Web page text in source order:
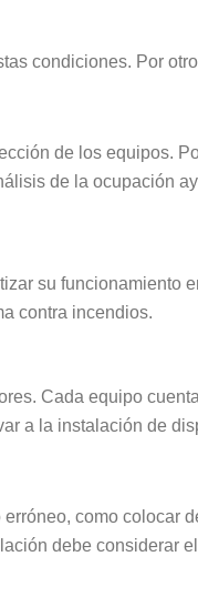
condiciones. Por
de los equipos.
de la ocupación
su funcionamiento
contra incendios.
Cada equipo
a la instalación de
como colocar
debe considerar